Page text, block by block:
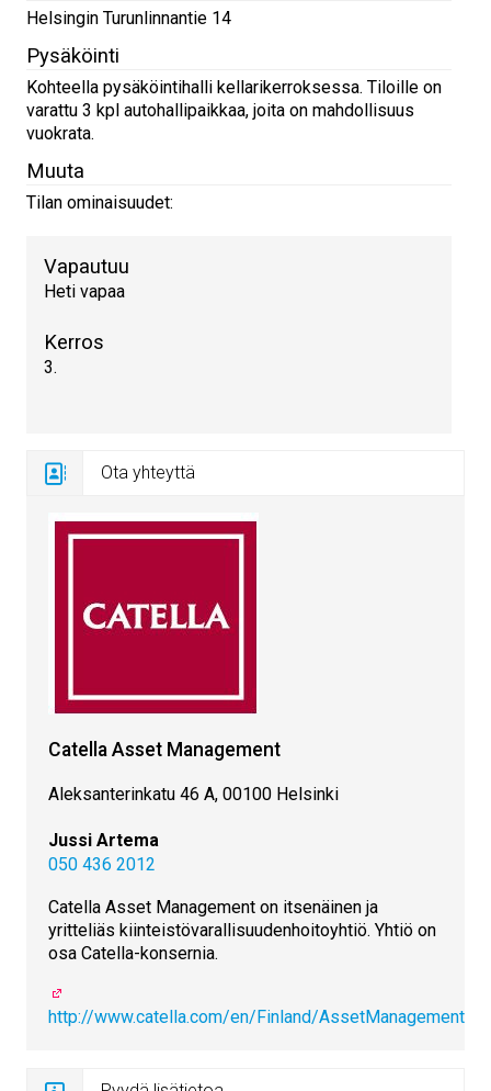
Helsingin Turunlinnantie 14
Pysäköinti
Kohteella pysäköintihalli kellarikerroksessa. Tiloille on
varattu 3 kpl autohallipaikkaa, joita on mahdollisuus
vuokrata.
Muuta
Tilan ominaisuudet:
Vapautuu
Heti vapaa
Kerros
3.
Ota yhteyttä
Catella Asset Management
Aleksanterinkatu 46 A, 00100 Helsinki
Jussi Artema
050 436 2012
Catella Asset Management on itsenäinen ja
yritteliäs kiinteistövarallisuudenhoitoyhtiö. Yhtiö on
osa Catella-konsernia.
http://www.catella.com/en/Finland/AssetManagement